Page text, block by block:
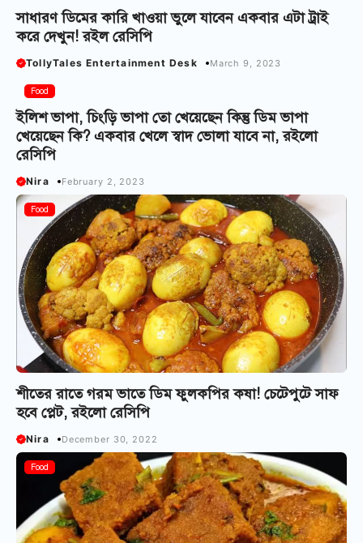
সাধারণ ডিমের কারি খাওয়া ভুলে যাবেন একবার এটা ট্রাই
করে দেখুন! রইল রেসিপি
TollyTales Entertainment Desk March 9, 2023
Food
ইলিশ ভাপা, চিংড়ি ভাপা তো খেয়েছেন কিন্তু ডিম ভাপা
খেয়েছেন কি? একবার খেলে স্বাদ ভোলা যাবে না, রইলো
রেসিপি
Nira February 2, 2023
Food
শীতের রাতে গরম ভাতে ডিম ফুলকপির কষা! চেটেপুটে সাফ
হবে প্লেট, রইলো রেসিপি
Nira December 30, 2022
Food